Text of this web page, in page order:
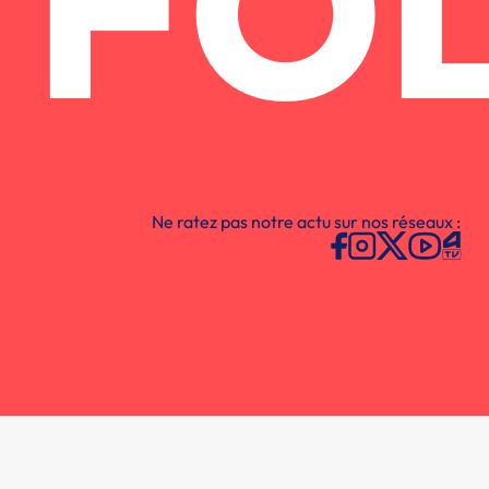
Ne ratez pas notre actu sur nos réseaux :